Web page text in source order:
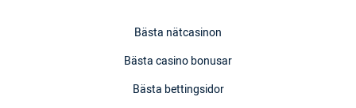
Bästa nätcasinon
Bästa casino bonusar
Bästa bettingsidor